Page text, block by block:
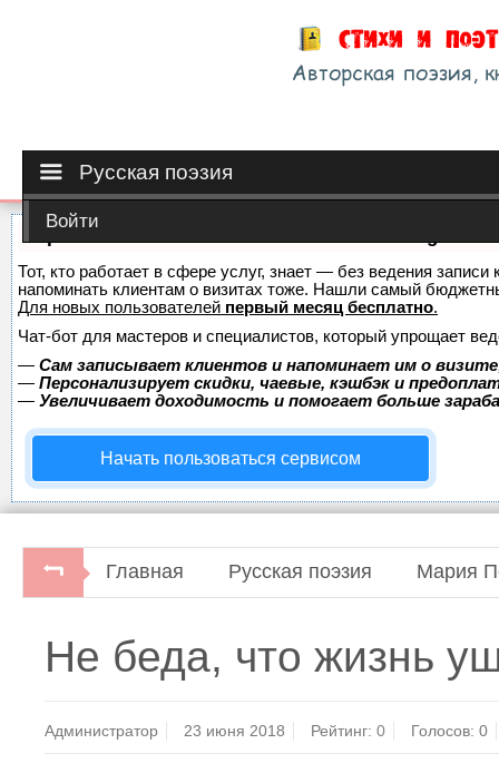
Русская поэзия
Войти
Тот, кто работает в сфере услуг, знает — без ведения
напоминать клиентам о визитах тоже. Нашли самый
Для новых пользователей первый месяц бесплатно.
Чат-бот для мастеров и специалистов, который упрощает
— Сам записывает клиентов и напоминает им о
— Персонализирует скидки, чаевые, кэшбэк и
— Увеличивает доходимость и помогает больше
Начать пользоваться сервисом
Главная Русская поэзия Мария
Не беда, что жизнь
Администратор 23 июня 2018 Рейтинг:0 Голосов: 0